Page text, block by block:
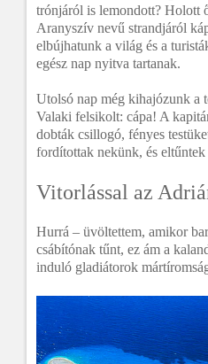
trónjáról is lemondott? Holott
Aranyszív nevű strandjáról
elbújhatunk a világ és a
egész nap nyitva tartanak.
Utolsó nap még kihajózunk a
Valaki felsikolt: cápa! A
dobták csillogó, fényes
fordítottak nekünk, és
Vitorlással az
Hurrá – üvöltettem, amikor
csábítónak tűnt, ez ám a
induló gladiátorok